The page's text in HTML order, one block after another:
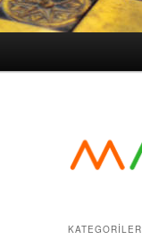
KATEGORILER